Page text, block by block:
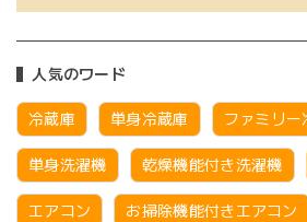
人気のワード
冷蔵庫 単身冷蔵庫 ファミリー
単身洗濯機 乾燥機能付き洗濯機
エアコン お掃除機能付きエアコン